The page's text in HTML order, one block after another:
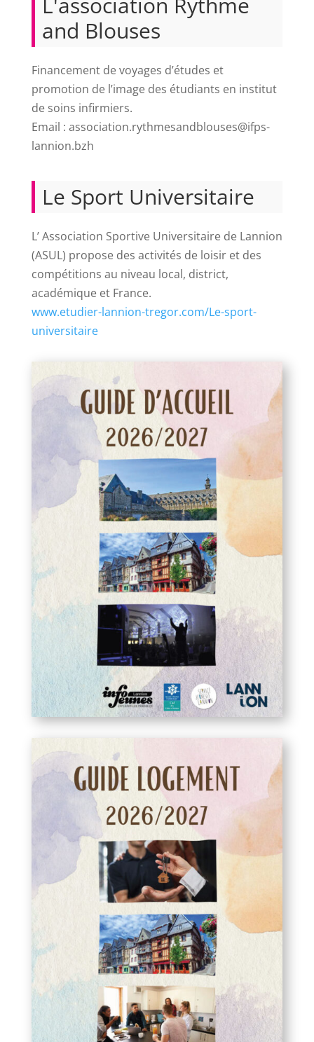
and Blouses
Financement de voyages d’études et
promotion de l’image des étudiants en institut
de soins infirmiers.
Email : association.rythmesandblouses@ifps-
lannion.bzh
Le Sport Universitaire
L’ Association Sportive Universitaire de Lannion
(ASUL) propose des activités de loisir et des
compétitions au niveau local, district,
académique et France.
www.etudier-lannion-tregor.com/Le-sport-
universitaire